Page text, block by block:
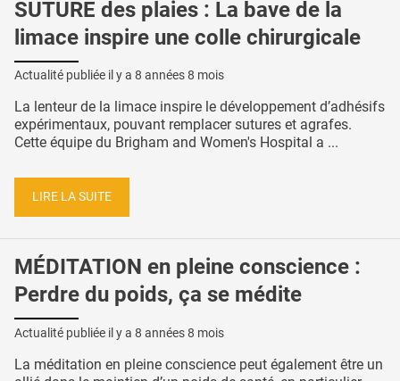
SUTURE des plaies : La bave de la
limace inspire une colle chirurgicale
Actualité publiée il y a 8 années 8 mois
La lenteur de la limace inspire le développement d’adhésifs
expérimentaux, pouvant remplacer sutures et agrafes.
Cette équipe du Brigham and Women's Hospital a ...
LIRE LA SUITE
MÉDITATION en pleine conscience :
Perdre du poids, ça se médite
Actualité publiée il y a 8 années 8 mois
La méditation en pleine conscience peut également être un